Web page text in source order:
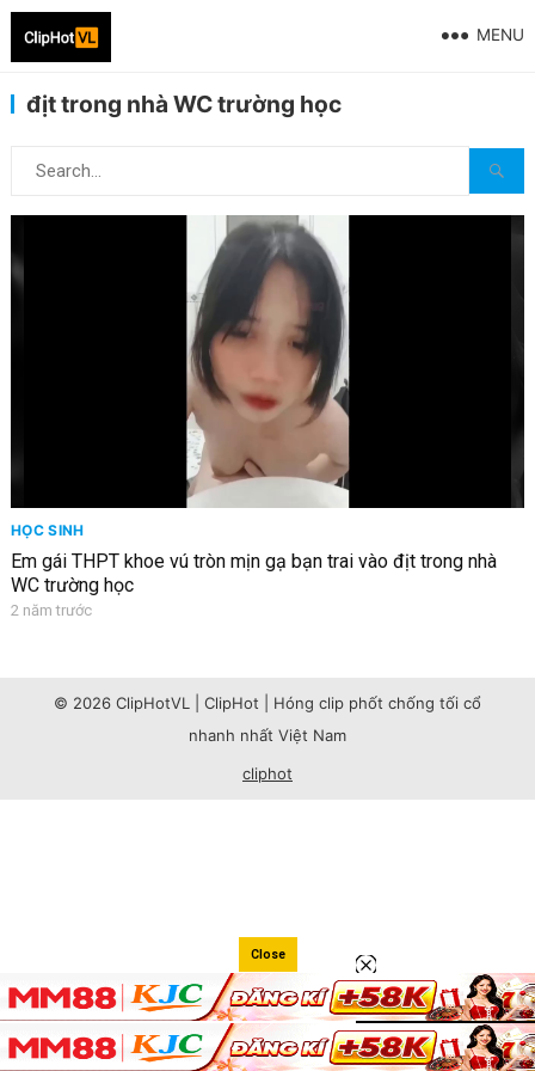
MENU
địt trong nhà WC trường học
HỌC SINH
Em gái THPT khoe vú tròn mịn gạ bạn trai vào địt trong nhà
WC trường học
2 năm trước
© 2026 ClipHotVL | ClipHot | Hóng clip phốt chống tối cổ
nhanh nhất Việt Nam
cliphot
Close